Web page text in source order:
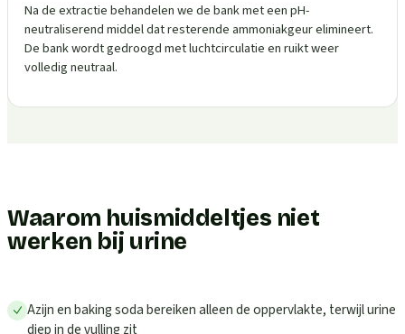
Na de extractie behandelen we de bank met een pH-
neutraliserend middel dat resterende ammoniakgeur elimineert.
De bank wordt gedroogd met luchtcirculatie en ruikt weer
volledig neutraal.
Waarom huismiddeltjes niet
werken bij urine
Azijn en baking soda bereiken alleen de oppervlakte, terwijl urine
diep in de vulling zit